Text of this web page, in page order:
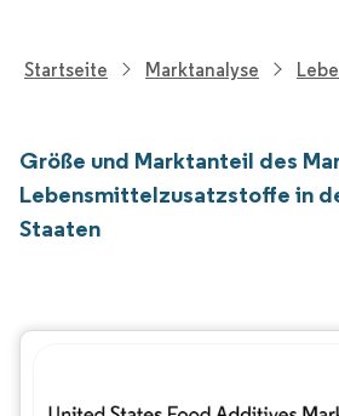
Startseite Marktanalyse
Größe und Marktanteil des
Lebensmittelzusatzstoffe in
Staaten